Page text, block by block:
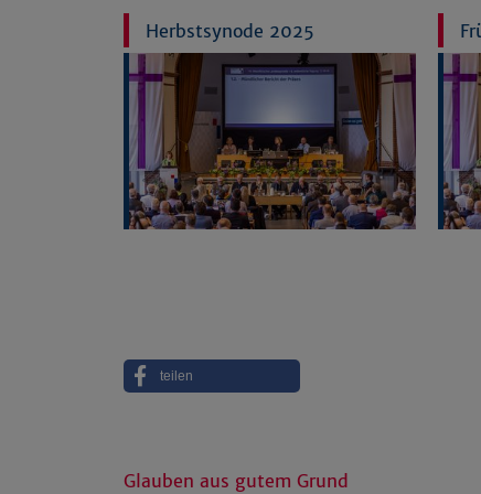
Herbstsynode 2025
teilen
Glauben aus gutem Grund